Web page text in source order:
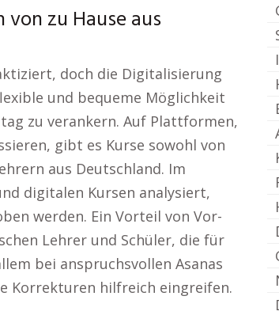
zu Hause aus
doch die Digitalisierung
und bequeme Möglichkeit
zu verankern. Auf Plattformen,
gibt es Kurse sowohl von
aus Deutschland. Im
digitalen Kursen analysiert,
werden. Ein Vorteil von Vor-
Lehrer und Schüler, die für
bei anspruchsvollen Asanas
Korrekturen hilfreich eingreifen.